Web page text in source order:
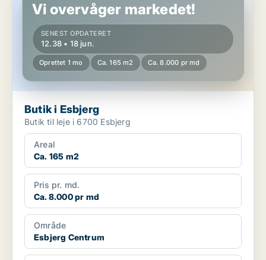
Vi overvåger markedet!
SENEST OPDATERET
12.38 • 18 jun.
Oprettet 1 mo Ca. 165 m2 Ca. 8.000 pr md
Butik i Esbjerg
Butik til leje i 6700 Esbjerg
Areal
Ca. 165 m2
Pris pr. md.
Ca. 8.000 pr md
Område
Esbjerg Centrum